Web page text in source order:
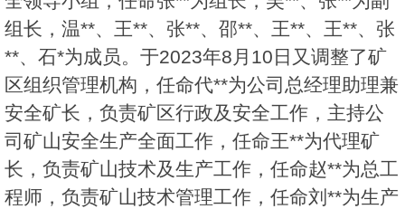
组长，温**、王**、张**、邵**、王**、王**、张
**、石*为成员。于2023年8月10日又调整了矿
区组织管理机构，任命代**为公司总经理助理兼
安全矿长，负责矿区行政及安全工作，主持公
司矿山安全生产全面工作，任命王**为代理矿
长，负责矿山技术及生产工作，任命赵**为总工
程师，负责矿山技术管理工作，任命刘**为生产